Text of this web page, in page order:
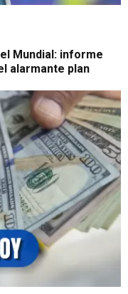
Mundial: informe
alarmante plan